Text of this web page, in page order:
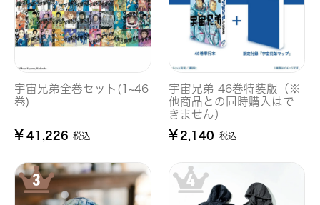
宇宙兄弟全巻セット(1~46
巻)
¥ 41,226 税込
宇宙兄弟 46巻特装版（※
他商品との同時購入はで
きません）
¥ 2,140 税込